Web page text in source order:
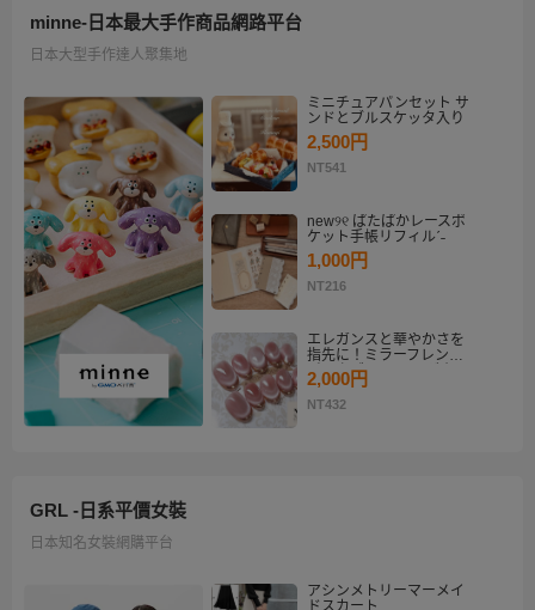
minne-日本最大手作商品網路平台
日本大型手作達人聚集地
ミニチュアパンセット サ
ンドとブルスケッタ入り
2,500円
NT541
new୨୧ ぱたぱかレースポ
ケット手帳リフィルˊ˗
1,000円
NT216
エレガンスと華やかさを
指先に！ミラーフレンチ
ピンクゴールド マグネッ
トネイルチップセット
【ネイルチップオーダ
2,000円
NT432
GRL -日系平價女裝
日本知名女裝網購平台
アシンメトリーマーメイ